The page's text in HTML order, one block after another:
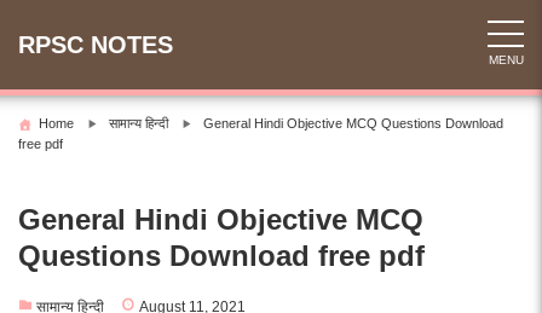
RPSC NOTES
MENU
Home सामान्य हिन्दी
General Hindi Objective MCQ Questions Download
free pdf
General Hindi Objective MCQ
Questions Download free pdf
सामान्य हिन्दी August 11, 2021